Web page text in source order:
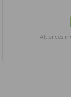
All prices